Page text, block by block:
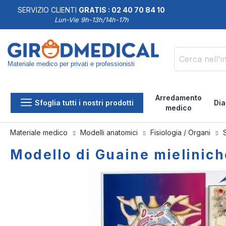
SERVIZIO CLIENTI GRATIS : 02 40 70 84 10
Lun-Vie 9h-13h/14h-17h
O RIMBORSATI
Materiale medico per privati e professionisti
Sfoglia tutti i nostri prodotti
Arredamento
medico
Materiale medico Modelli anatomici Fisiologia / Organi
Modello di Guaine